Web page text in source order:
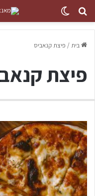
בית/ פיצת קנאביס
פיצת